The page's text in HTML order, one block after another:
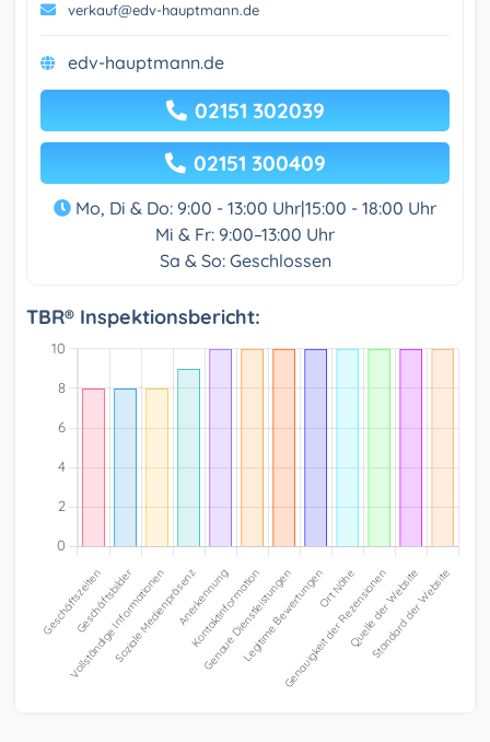
verkauf@edv-hauptmann.de
edv-hauptmann.de
02151 302039
02151 300409
Mo, Di & Do: 9:00 - 13:00 Uhr|15:00 - 18:00 Uhr
Mi & Fr: 9:00–13:00 Uhr
Sa & So: Geschlossen
TBR® Inspektionsbericht: